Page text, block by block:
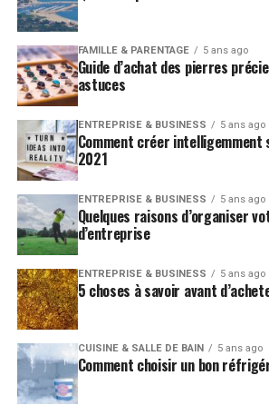
FAMILLE & PARENTAGE 5 ans ago
Guide d’achat des pierres
astuces
ENTREPRISE & BUSINESS 5 ans ago
Comment créer intelligemment
2021
ENTREPRISE & BUSINESS 5 ans ago
Quelques raisons d’organiser
d’entreprise
ENTREPRISE & BUSINESS 5 ans ago
5 choses à savoir avant
CUISINE & SALLE DE BAIN 5 ans ago
Comment choisir un bon